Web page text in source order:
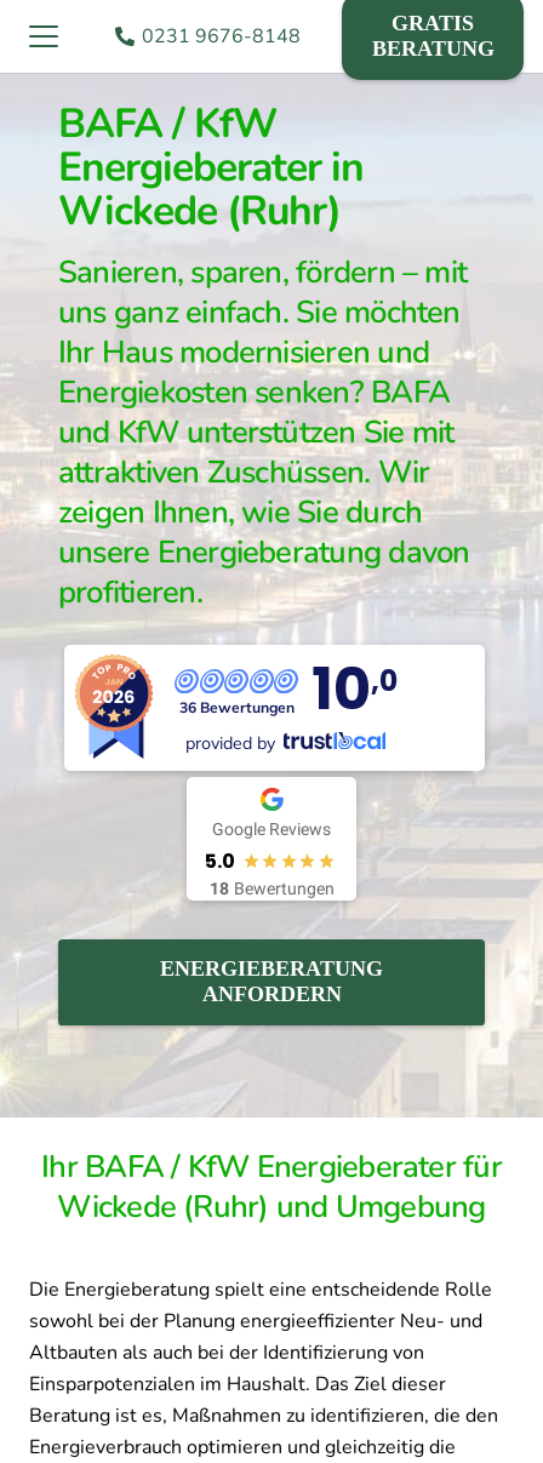
0231 9676-8148
GRATIS
BERATUNG
BAFA / KfW
Energieberater in
Wickede (Ruhr)
Sanieren, sparen, fördern – mit
uns ganz einfach. Sie möchten
Ihr Haus modernisieren und
Energiekosten senken? BAFA
und KfW unterstützen Sie mit
attraktiven Zuschüssen. Wir
zeigen Ihnen, wie Sie durch
unsere Energieberatung davon
profitieren.
36 Bewertungen 10,0
provided by
Google Reviews
5.0
18 Bewertungen
ENERGIEBERATUNG
ANFORDERN
Ihr BAFA / KfW Energieberater für
Wickede (Ruhr) und Umgebung
Die Energieberatung spielt eine entscheidende Rolle
sowohl bei der Planung energieeffizienter Neu- und
Altbauten als auch bei der Identifizierung von
Einsparpotenzialen im Haushalt. Das Ziel dieser
Beratung ist es, Maßnahmen zu identifizieren, die den
Energieverbrauch optimieren und gleichzeitig die